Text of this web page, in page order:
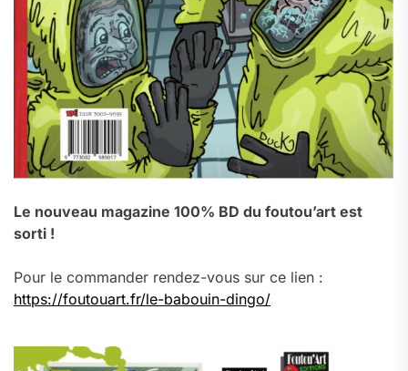
Le nouveau magazine 100% BD du foutou’art est
sorti !
Pour le commander rendez-vous sur ce lien :
https://foutouart.fr/le-babouin-dingo/